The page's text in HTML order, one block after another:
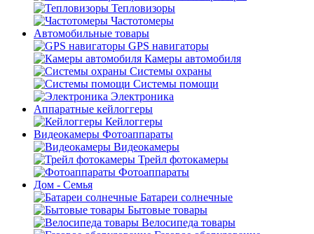
Тепловизоры
Частотомеры
Автомобильные товары
GPS навигаторы
Камеры автомобиля
Системы охраны
Системы помощи
Электроника
Аппаратные кейлоггеры
Кейлоггеры
Видеокамеры Фотоаппараты
Видеокамеры
Трейл фотокамеры
Фотоаппараты
Дом - Семья
Батареи солнечные
Бытовые товары
Велосипеда товары